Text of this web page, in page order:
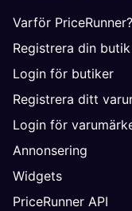
Varför PriceRunner?
Registrera din butik
Login för butiker
Registrera ditt
Login för
Annonsering
Widgets
PriceRunner API